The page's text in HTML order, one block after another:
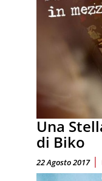
Una
di Biko
22 Agosto 2017 |